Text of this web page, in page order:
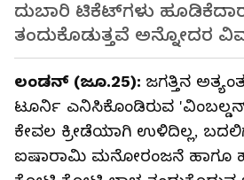
ದುಬಾರಿ ಟಿಕೆಟ್‌ಗಳು
ತಂದುಕೊಡುತ್ತವೆ ಅನ್ನೋದರ
ಲಂಡನ್ (ಜೂ.25): ಜಗತ್ತಿನ
ಟೂರ್ನಿ ಎನಿಸಿಕೊಂಡಿರುವ
ಕೇವಲ ಕ್ರೀಡೆಯಾಗಿ ಉಳಿದಿಲ್ಲ,
ಐಷಾರಾಮಿ ಮನೋರಂಜನೆ ಹಾಗೂ